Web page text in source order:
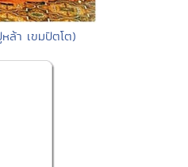
ล้า เขมปัตโต)